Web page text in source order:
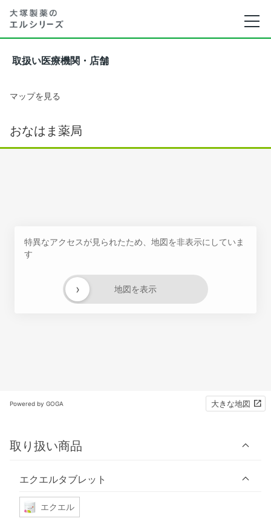
取扱い医療機関・店舗
マップを見る
おなはま薬局
特異なアクセスが見られたため、地図を非表示にしていま
す
地図を表示
›
Powered by GOGA 大きな地図
取り扱い商品
エクエルタブレット
エクエル